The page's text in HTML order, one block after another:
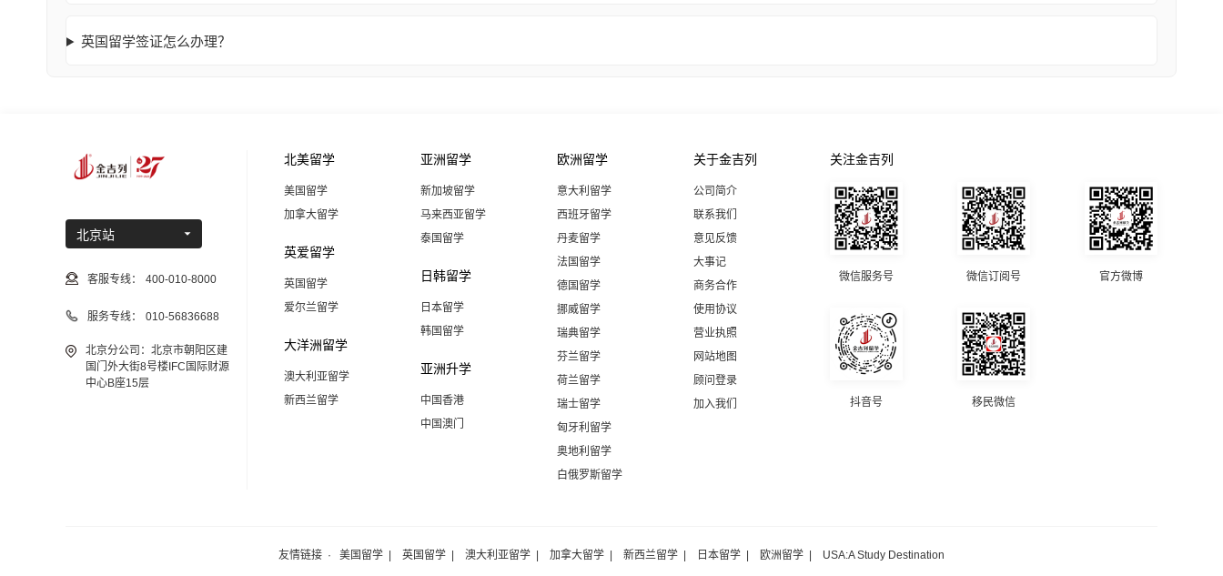
英国留学签证怎么办理？
北京站
客服专线： 400-010-8000
服务专线： 010-56836688
北京分公司：北京市朝阳区建
国门外大街8号楼IFC国际财源
中心B座15层
北美留学
美国留学
加拿大留学
英爱留学
英国留学
爱尔兰留学
大洋洲留学
澳大利亚留学
新西兰留学
亚洲留学
新加坡留学
马来西亚留学
泰国留学
日韩留学
日本留学
韩国留学
亚洲升学
中国香港
中国澳门
欧洲留学
意大利留学
西班牙留学
丹麦留学
法国留学
德国留学
挪威留学
瑞典留学
芬兰留学
荷兰留学
瑞士留学
匈牙利留学
奥地利留学
白俄罗斯留学
关于金吉列
公司简介
联系我们
意见反馈
大事记
商务合作
使用协议
营业执照
网站地图
顾问登录
加入我们
关注金吉列
微信服务号 微信订阅号 官方微博
抖音号 移民微信
友情链接 · 美国留学 英国留学 澳大利亚留学 加拿大留学 新西兰留学 日本留学 欧洲留学 USA:A Study Destination